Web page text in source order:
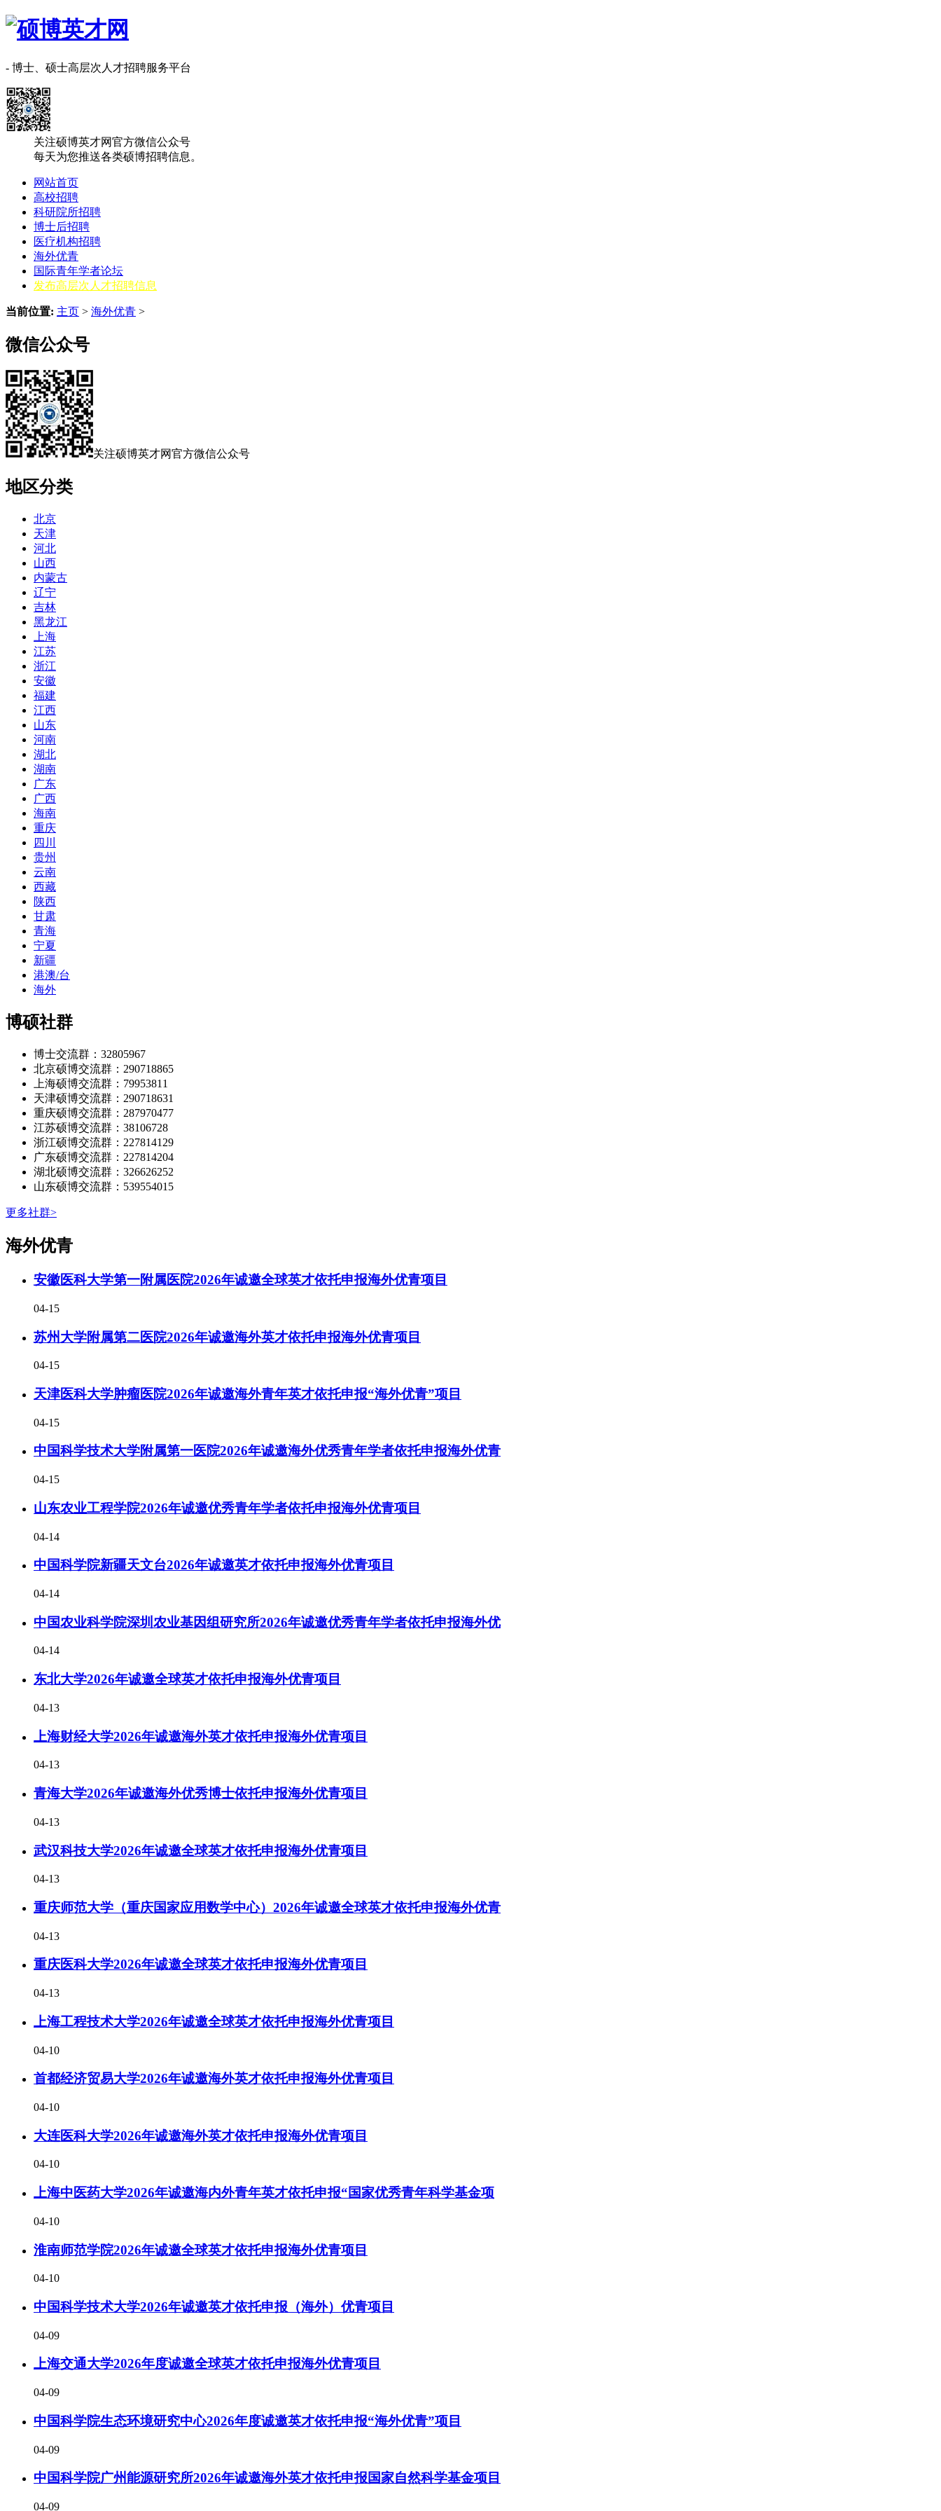
- 博士、硕士高层次人才招聘服务平台
关注硕博英才网官方微信公众号
每天为您推送各类硕博招聘信息。
网站首页
高校招聘
科研院所招聘
博士后招聘
医疗机构招聘
海外优青
国际青年学者论坛
发布高层次人才招聘信息
当前位置: 主页 > 海外优青 >
微信公众号
关注硕博英才网官方微信公众号
地区分类
北京
天津
河北
山西
内蒙古
辽宁
吉林
黑龙江
上海
江苏
浙江
安徽
福建
江西
山东
河南
湖北
湖南
广东
广西
海南
重庆
四川
贵州
云南
西藏
陕西
甘肃
青海
宁夏
新疆
港澳/台
海外
博硕社群
博士交流群：32805967
北京硕博交流群：290718865
上海硕博交流群：79953811
天津硕博交流群：290718631
重庆硕博交流群：287970477
江苏硕博交流群：38106728
浙江硕博交流群：227814129
广东硕博交流群：227814204
湖北硕博交流群：326626252
山东硕博交流群：539554015
更多社群>
海外优青
安徽医科大学第一附属医院2026年诚邀全球英才依托申报海外优青项目
04-15
苏州大学附属第二医院2026年诚邀海外英才依托申报海外优青项目
04-15
天津医科大学肿瘤医院2026年诚邀海外青年英才依托申报“海外优青”项目
04-15
中国科学技术大学附属第一医院2026年诚邀海外优秀青年学者依托申报海外优青
04-15
山东农业工程学院2026年诚邀优秀青年学者依托申报海外优青项目
04-14
中国科学院新疆天文台2026年诚邀英才依托申报海外优青项目
04-14
中国农业科学院深圳农业基因组研究所2026年诚邀优秀青年学者依托申报海外优
04-14
东北大学2026年诚邀全球英才依托申报海外优青项目
04-13
上海财经大学2026年诚邀海外英才依托申报海外优青项目
04-13
青海大学2026年诚邀海外优秀博士依托申报海外优青项目
04-13
武汉科技大学2026年诚邀全球英才依托申报海外优青项目
04-13
重庆师范大学（重庆国家应用数学中心）2026年诚邀全球英才依托申报海外优青
04-13
重庆医科大学2026年诚邀全球英才依托申报海外优青项目
04-13
上海工程技术大学2026年诚邀全球英才依托申报海外优青项目
04-10
首都经济贸易大学2026年诚邀海外英才依托申报海外优青项目
04-10
大连医科大学2026年诚邀海外英才依托申报海外优青项目
04-10
上海中医药大学2026年诚邀海内外青年英才依托申报“国家优秀青年科学基金项
04-10
淮南师范学院2026年诚邀全球英才依托申报海外优青项目
04-10
中国科学技术大学2026年诚邀英才依托申报（海外）优青项目
04-09
上海交通大学2026年度诚邀全球英才依托申报海外优青项目
04-09
中国科学院生态环境研究中心2026年度诚邀英才依托申报“海外优青”项目
04-09
中国科学院广州能源研究所2026年诚邀海外英才依托申报国家自然科学基金项目
04-09